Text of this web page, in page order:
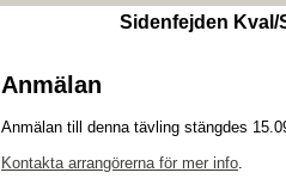
Sidenfejden
Anmälan
Anmälan till denna tävling stängdes
Kontakta arrangörerna för mer info.